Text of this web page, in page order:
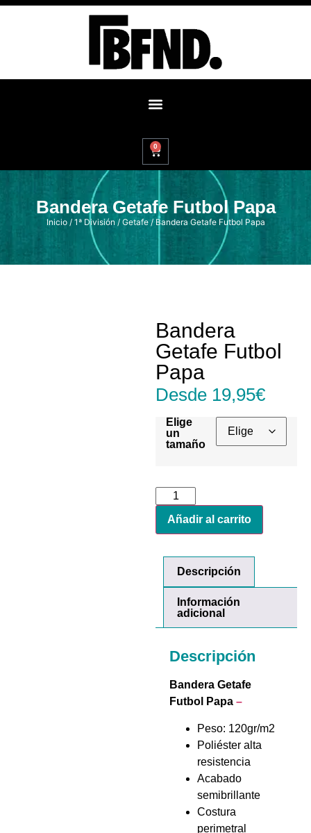
0
Bandera Getafe Futbol Papa
Inicio/ 1ª División / Getafe/ Bandera Getafe Futbol Papa
Bandera
Getafe Futbol
Papa
Desde 19,95€
Elige
un
tamaño
Añadir al carrito
Descripción
Información
adicional
Descripción
Bandera Getafe
Futbol Papa –
Peso: 120gr/m2
Poliéster alta
resistencia
Acabado
semibrillante
Costura
perimetral